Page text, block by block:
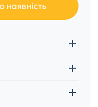
наявність